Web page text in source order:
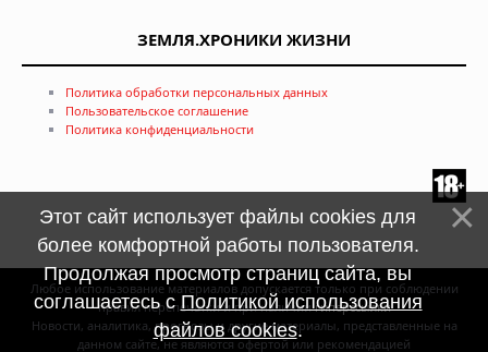
ЗЕМЛЯ.ХРОНИКИ ЖИЗНИ
Политика обработки персональных данных
Пользовательское соглашение
Политика конфиденциальности
Любое использование материалов допускается только при соблюдении
правил перепечатки и при наличиигиперссылки
Новости, аналитика, прогнозы и другие материалы, представленные на
данном сайте, не являются офертой или рекомендацией
Этот сайт использует файлы cookies для
более комфортной работы пользователя.
Продолжая просмотр страниц сайта, вы
соглашаетесь сПолитикой использования
файлов cookies.